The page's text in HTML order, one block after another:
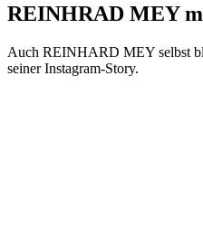
REINHRAD MEY
Auch REINHARD MEY selbst
seiner Instagram-Story.